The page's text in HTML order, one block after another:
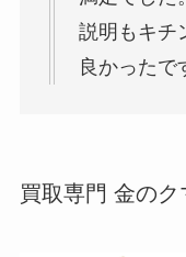
説明もキチ
良かったで
買取専門 金の